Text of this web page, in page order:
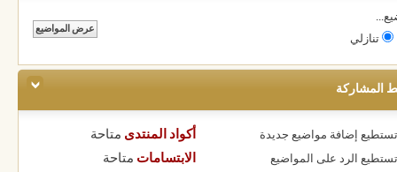
تنازلي
المشاركة
تستطيع إضافة مواضيع جديدة
تستطيع الرد على المواضيع
أكواد المنتدى متاحة
الابتسامات متاحة